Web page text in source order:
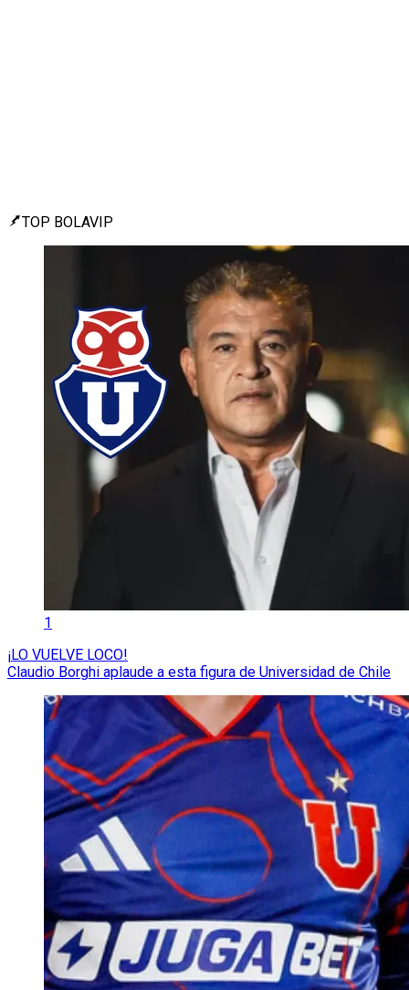
TOP BOLAVIP
1
¡LO VUELVE LOCO!
Claudio Borghi aplaude a esta figura de Universidad de Chile